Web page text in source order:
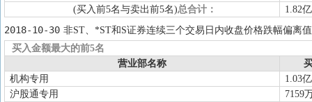
(买入前5名与卖出前5名)总合计： 1.82亿
2018-10-30 非ST、*ST和S证券连续三个交易日内收盘价格跌幅偏离
买入金额最大的前5名
营业部名称
机构专用
1.03亿
沪股通专用
7159